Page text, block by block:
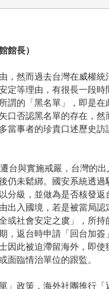
館長）
，然而過去台灣在威權統
定等理由，有很長一段時
謂的「黑名單」，即是在
口否認黑名單的存在，然
當事者的珍貴口述歷史訪
台與實施戒嚴，台灣的
仍未鬆綁。國安系統透過
分級，並做為是否核發返
出入國境，若是被當局認
或社會安定之虞」，所持
，返台時申請「回台加簽
因此被迫滯留海外，即使
面臨情治單位的跟監。
」政策，海外社團推行「